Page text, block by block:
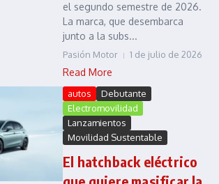
el segundo semestre de 2026.
La marca, que desembarca
junto a la subs...
Pasión Motor 1 de julio de 2026
Read More
autos
Debutante
Electromovilidad
Lanzamientos
Movilidad Sustentable
El hatchback eléctrico